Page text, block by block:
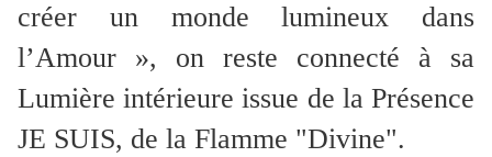
créer un monde lumineux dans
l’Amour », on reste connecté à sa
Lumière intérieure issue de la Présence
JE SUIS, de la Flamme "Divine".